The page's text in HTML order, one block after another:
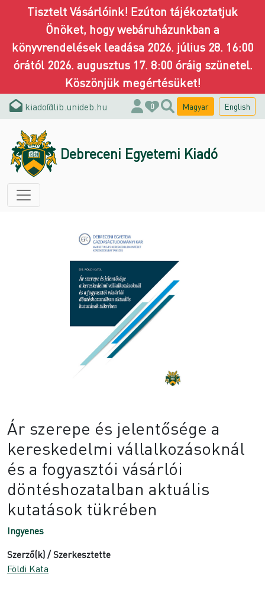
Tisztelt Vásárlóink! Ezúton tájékoztatjuk
Önöket, hogy webáruházunkban a
könyvrendelések leadása 2026. július 28. 16:00
órától 2026. augusztus 17. 8:00 óráig szünetel.
Köszönjük megértésüket!
kiado@lib.unideb.hu 0 Magyar English
Debreceni Egyetemi Kiadó
Ár szerepe és jelentősége a
kereskedelmi vállalkozásoknál
és a fogyasztói vásárlói
döntéshozatalban aktuális
kutatások tükrében
Ingyenes
Szerző(k) / Szerkesztette
Földi Kata